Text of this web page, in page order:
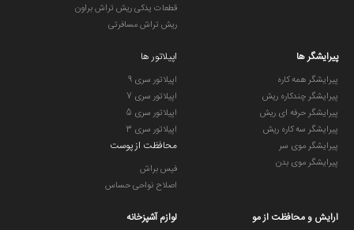
قطعات یدکی ریش تراش براون
ریش تراش مسافرتی
پیرایشگر ها
پیرایشگر همه کاره
پیرایشگر چندکاره ریش
پیرایشگر حرفه ای ریش
پیرایشگر سه کاره ریش
پیرایشگر موی سر
پیرایشگر موی بدن
اپیلاتور ها
اپیلاتور سری 9
اپیلاتور سری 7
اپیلاتور سری 5
اپیلاتور سری 3
محافظت از پوست
فیس براش
اصلاح نواحی حساس
ارایش و محافظت از مو لوازم آشپزخانه